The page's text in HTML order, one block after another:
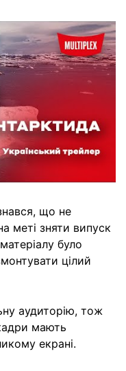
що не
меті зняти випуск
було
цілий
аудиторію, тож
кадри мають
екрані.